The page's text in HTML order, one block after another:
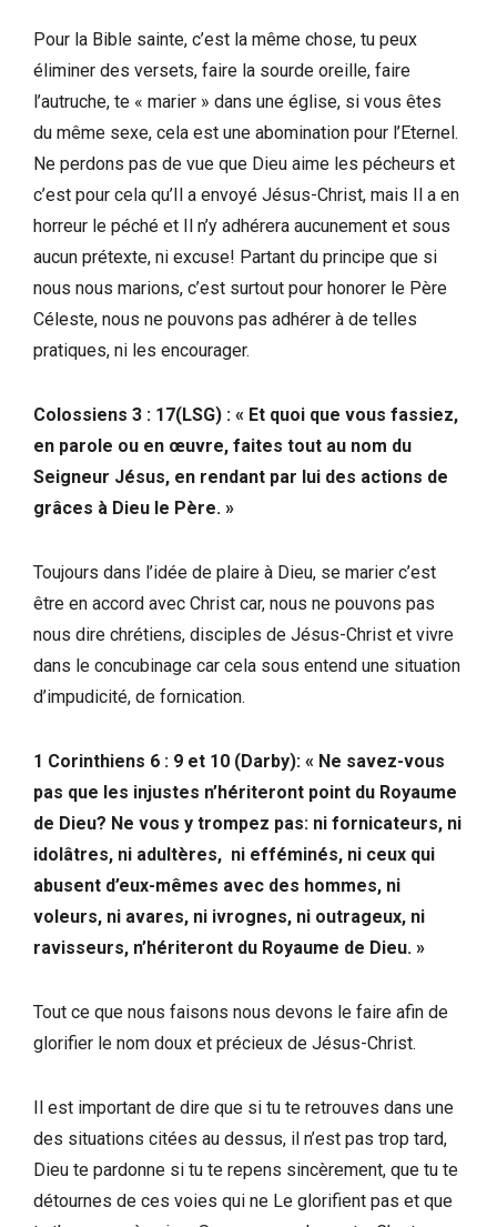
Pour la Bible sainte, c’est la même chose, tu peux
éliminer des versets, faire la sourde oreille, faire
l’autruche, te « marier » dans une église, si vous êtes
du même sexe, cela est une abomination pour l’Eternel.
Ne perdons pas de vue que Dieu aime les pécheurs et
c’est pour cela qu’Il a envoyé Jésus-Christ, mais Il a en
horreur le péché et Il n’y adhérera aucunement et sous
aucun prétexte, ni excuse! Partant du principe que si
nous nous marions, c’est surtout pour honorer le Père
Céleste, nous ne pouvons pas adhérer à de telles
pratiques, ni les encourager.
Colossiens 3 : 17(LSG) : « Et quoi que vous fassiez,
en parole ou en œuvre, faites tout au nom du
Seigneur Jésus, en rendant par lui des actions de
grâces à Dieu le Père. »
Toujours dans l’idée de plaire à Dieu, se marier c’est
être en accord avec Christ car, nous ne pouvons pas
nous dire chrétiens, disciples de Jésus-Christ et vivre
dans le concubinage car cela sous entend une situation
d’impudicité, de fornication.
1 Corinthiens 6 : 9 et 10 (Darby): « Ne savez-vous
pas que les injustes n’hériteront point du Royaume
de Dieu? Ne vous y trompez pas: ni fornicateurs, ni
idolâtres, ni adultères, ni efféminés, ni ceux qui
abusent d’eux-mêmes avec des hommes, ni
voleurs, ni avares, ni ivrognes, ni outrageux, ni
ravisseurs, n’hériteront du Royaume de Dieu. »
Tout ce que nous faisons nous devons le faire afin de
glorifier le nom doux et précieux de Jésus-Christ.
Il est important de dire que si tu te retrouves dans une
des situations citées au dessus, il n’est pas trop tard,
Dieu te pardonne si tu te repens sincèrement, que tu te
détournes de ces voies qui ne Le glorifient pas et que